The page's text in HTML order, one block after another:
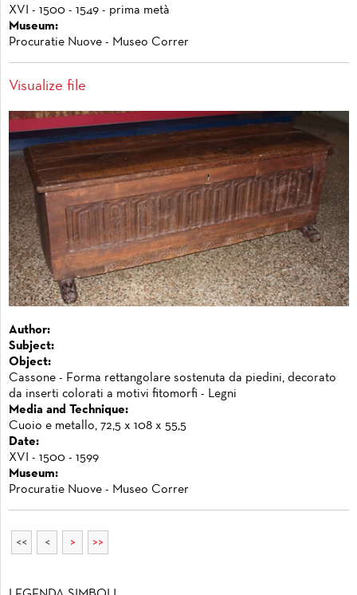
XVI - 1500 - 1549 - prima metà
Museum:
Procuratie Nuove - Museo Correr
Visualize file
Author:
Subject:
Object:
Cassone - Forma rettangolare sostenuta da piedini, decorato
da inserti colorati a motivi fitomorfi - Legni
Media and Technique:
Cuoio e metallo, 72,5 x 108 x 55,5
Date:
XVI - 1500 - 1599
Museum:
Procuratie Nuove - Museo Correr
<< < > >>